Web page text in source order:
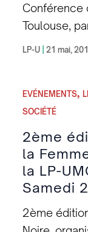
Conférence
Toulouse,
Optimisme
Le Concept
Africains et
sur la
Mutuelles
(MC2) de
LP-U 21 mai,
EVÉNEMENTS,
SOCIÉTÉ
2ème
la
la LP-
Samedi
2ème